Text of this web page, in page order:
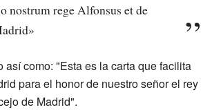
nostrum rege Alfonsus et de
así como: "Esta es la carta que facilita
para el honor de nuestro señor el rey
de Madrid".